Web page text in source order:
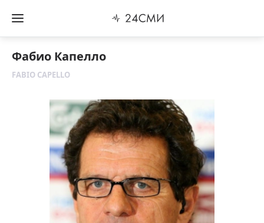
Фабио Капелло
FABIO CAPELLO